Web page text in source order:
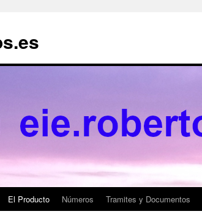
El Producto Números Tramites y Documentos